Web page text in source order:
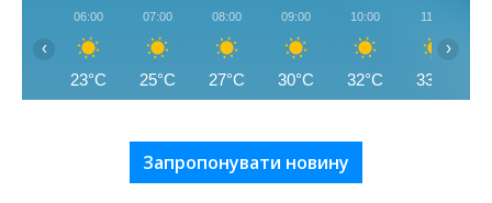
06:00
23°C
07:00
25°C
08:00
27°C
09:00
30°C
10:00
32°C
11:00
33°C
‹ ›
Запропонувати новину